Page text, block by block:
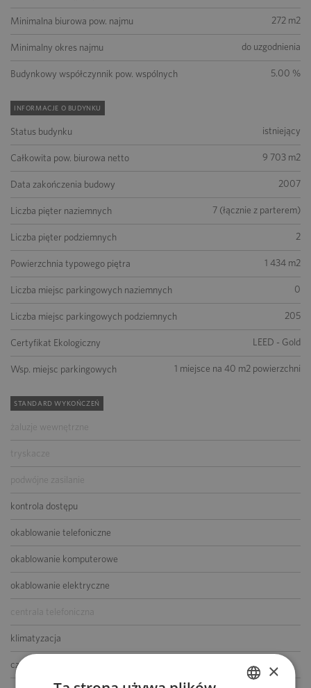
Minimalna biurowa pow. najmu 272 m2
Minimalny okres najmu do uzgodnienia
Budynkowy współczynnik pow. wspólnych 5.00 %
INFORMACJE O BUDYNKU
Status budynku istniejący
Całkowita pow. biurowa netto 9 703 m2
Data zakończenia budowy 2007
Liczba pięter naziemnych 7 (łącznie z parterem)
Liczba pięter podziemnych 2
Powierzchnia typowego piętra 1 434 m2
Liczba miejsc parkingowych naziemnych 0
Liczba miejsc parkingowych podziemnych 205
Certyfikat Ekologiczny LEED - Gold
Wsp. miejsc parkingowych 1 miejsce na 40 m2 powierzchni
STANDARD WYKOŃCZEŃ
żaluzje wewnętrzne
tryskacze
podwójne zasilanie
kontrola dostępu
okablowanie telefoniczne
okablowanie komputerowe
okablowanie elektryczne
klimatyzacja
czujniki dymu i ciepła ×